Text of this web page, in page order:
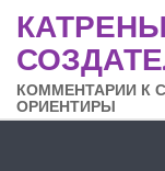
КАТРЕНЫ
КОММЕНТАРИИ К
ОРИЕНТИРЫ